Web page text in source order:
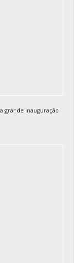
grande inauguração